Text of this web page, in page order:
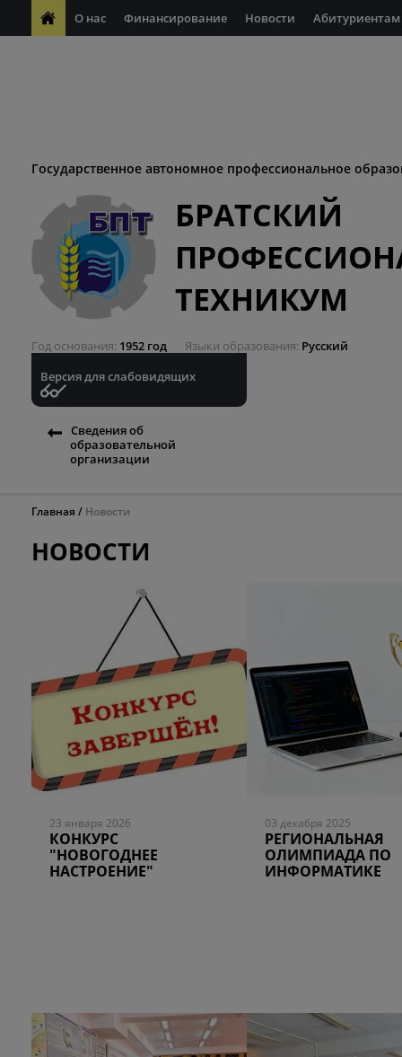
О нас Финансирование Новости Абитуриентам
Государственное автономное профессиональное
БРАТСКИЙ
ТЕХНИКУМ
Год основания 1952 год Языки образования Русский
Версия для слабовидящих
Сведения об
образовательной
организации
Главная Новости
НОВОСТИ
23 января 2026
КОНКУРС
"НОВОГОДНЕЕ
НАСТРОЕНИЕ"
03 декабря 2025
РЕГИОНАЛЬНАЯ
ОЛИМПИАДА ПО
ИНФОРМАТИКЕ